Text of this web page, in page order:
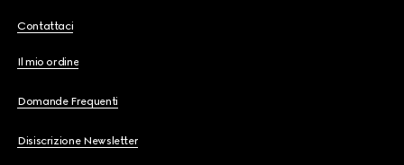
Contattaci
Il mio ordine
Domande Frequenti
Disiscrizione Newsletter